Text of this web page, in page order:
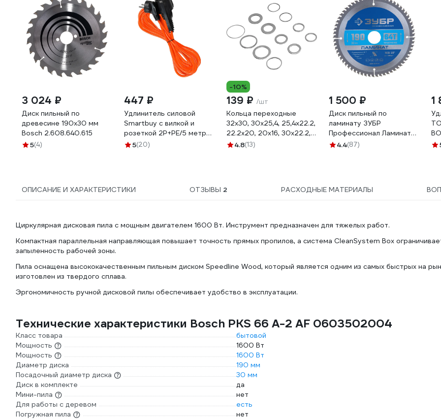
3 024 ₽
Диск пильный по
древесине 190х30 мм
Bosch 2.608.640.615
5(4)
447 ₽
Удлинитель силовой
Smartbuy с вилкой и
розеткой 2P+PE/5 метров
3x1,0мм2 10А/2,2кВт IP44
5(20)
-10%
139 ₽ /шт
Кольца переходные
32x30, 30x25,4, 25,4x22.2,
22.2x20, 20x16, 30x22.2,
25.4x16, 22.2x16 мм.
4.8(13)
1 500 ₽
Диск пильный по
ламинату ЗУБР
Профессионал Ламинат
190х30 мм, 64Т 36930-
4.4(87)
1
ОПИСАНИЕ И ХАРАКТЕРИСТИКИ ОТЗЫВЫ 2 РАСХОДНЫЕ МАТЕРИАЛЫ
Циркулярная дисковая пила с мощным двигателем 1600 Вт. Инструмент предназначен для тяжелых работ.
Компактная параллельная направляющая повышает точность прямых пропилов, а система CleanSystem Box
запыленность рабочей зоны.
Пила оснащена высококачественным пильным диском Speedline Wood, который является одним из самых быстрых на
изготовлен из твердого сплава.
Эргономичность ручной дисковой пилы обеспечивает удобство в эксплуатации.
Технические характеристики Bosch PKS 66 A-2 AF 0603502004
Класс товара
бытовой
Мощность
1600 Вт
Мощность
1600 Вт
Диаметр диска
190 мм
Посадочный диаметр диска
30 мм
Диск в комплекте
да
Мини-пила
нет
Для работы с деревом
есть
Погружная пила
нет